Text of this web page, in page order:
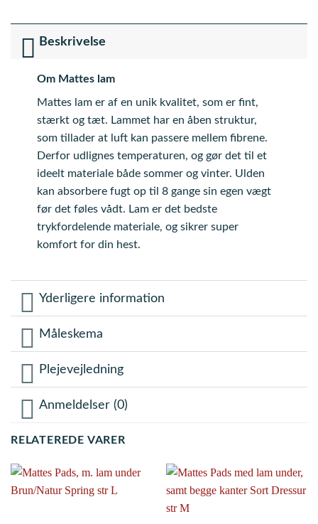
Beskrivelse
Om Mattes lam
Mattes lam er af en unik kvalitet, som er fint,
stærkt og tæt. Lammet har en åben struktur,
som tillader at luft kan passere mellem fibrene.
Derfor udlignes temperaturen, og gør det til et
ideelt materiale både sommer og vinter. Ulden
kan absorbere fugt op til 8 gange sin egen vægt
før det føles vådt. Lam er det bedste
trykfordelende materiale, og sikrer super
komfort for din hest.
Yderligere information
Måleskema
Plejevejledning
Anmeldelser (0)
RELATEREDE VARER